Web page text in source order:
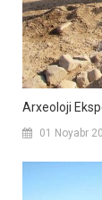
Arxeoloji
01 Noyabr